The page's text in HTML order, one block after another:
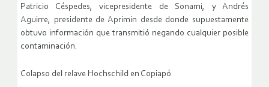
Patricio Céspedes, vicepresidente de Sonami, y Andrés
Aguirre, presidente de Aprimin desde donde supuestamente
obtuvo información que transmitió negando cualquier posible
contaminación.
Colapso del relave Hochschild en Copiapó